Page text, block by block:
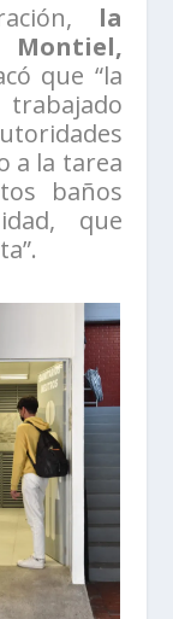
la
Montiel,
que “la
a la tarea
baños
que